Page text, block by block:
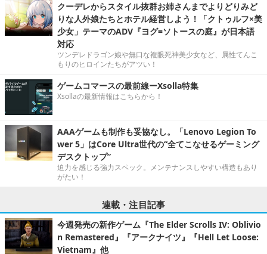
クーデレからスタイル抜群お姉さんまでよりどりみど
りな人外娘たちとホテル経営しよう！「クトゥルフ×美
少女」テーマのADV『ヨグ=ソトースの庭』が日本語
対応
ツンデレドラゴン娘や無口な複眼死神美少女など、属性てんこ
もりのヒロインたちがアツい！
ゲームコマースの最前線ーXsolla特集
Xsollaの最新情報はこちらから！
AAAゲームも制作も妥協なし。「Lenovo Legion To
wer 5」はCore Ultra世代の“全てこなせるゲーミング
デスクトップ”
迫力を感じる強力スペック。メンテナンスしやすい構造もあり
がたい！
連載・注目記事
今週発売の新作ゲーム『The Elder Scrolls IV: Oblivio
n Remastered』『アークナイツ』『Hell Let Loose:
Vietnam』他